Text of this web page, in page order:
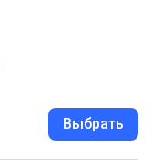
Выбрать